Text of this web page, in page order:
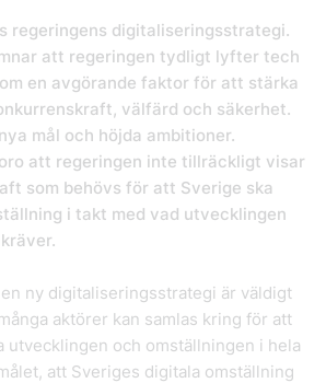
regeringens digitaliseringsstrategi.
att regeringen tydligt lyfter tech
en avgörande faktor för att stärka
välfärd och säkerhet.
mål och höjda ambitioner.
att regeringen inte tillräckligt visar
som behövs för att Sverige ska
i takt med vad utvecklingen
ny digitaliseringsstrategi är väldigt
aktörer kan samlas kring för att
utvecklingen och omställningen i hela
att Sveriges digitala omställning